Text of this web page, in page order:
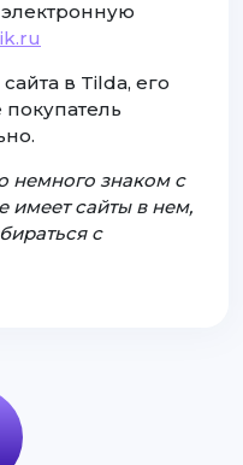
в Tilda, его
немного знаком с
имеет сайты в нем,
с